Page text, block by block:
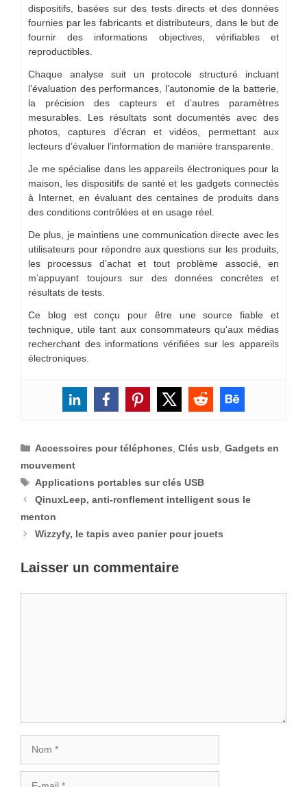
dispositifs, basées sur des tests directs et des données
fournies par les fabricants et distributeurs, dans le but de
fournir des informations objectives, vérifiables et
reproductibles.
Chaque analyse suit un protocole structuré incluant
l’évaluation des performances, l’autonomie de la batterie,
la précision des capteurs et d’autres paramètres
mesurables. Les résultats sont documentés avec des
photos, captures d’écran et vidéos, permettant aux
lecteurs d’évaluer l’information de manière transparente.
Je me spécialise dans les appareils électroniques pour la
maison, les dispositifs de santé et les gadgets connectés
à Internet, en évaluant des centaines de produits dans
des conditions contrôlées et en usage réel.
De plus, je maintiens une communication directe avec les
utilisateurs pour répondre aux questions sur les produits,
les processus d’achat et tout problème associé, en
m’appuyant toujours sur des données concrètes et
résultats de tests.
Ce blog est conçu pour être une source fiable et
technique, utile tant aux consommateurs qu’aux médias
recherchant des informations vérifiées sur les appareils
électroniques.
Catégories
Accessoires pour téléphones ,Clés usb ,Gadgets en
mouvement
Étiquettes
Applications portables sur clés USB
QinuxLeep, anti-ronflement intelligent sous le
menton
Wizzyfy, le tapis avec panier pour jouets
Laisser un commentaire